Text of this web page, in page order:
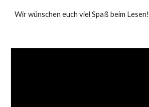
Wir wünschen euch viel Spaß beim Lesen!